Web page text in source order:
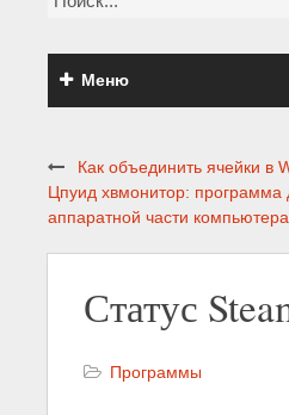
Меню
Как объединить ячейки в
Цпуид хвмонитор: программа
аппаратной части компьютера
Статус
Программы